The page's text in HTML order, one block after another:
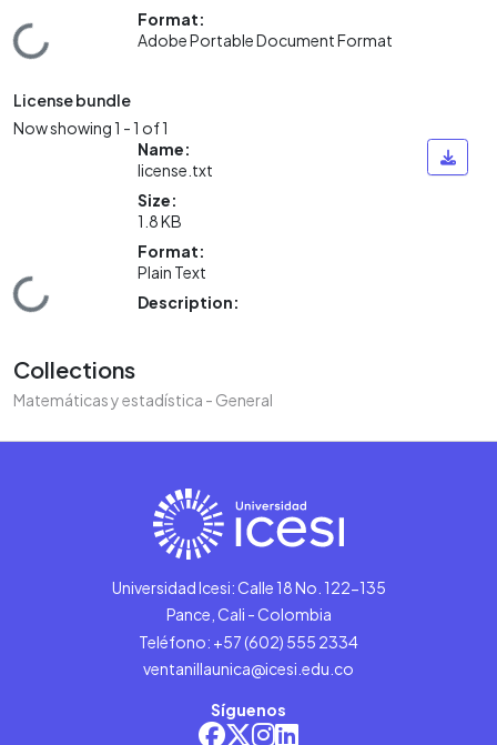
Loading...
Format:
Adobe Portable Document Format
License bundle
Now showing1 - 1 of 1
Loading...
Name:
license.txt
Size:
1.8 KB
Format:
Plain Text
Description:
Collections
Matemáticas y estadística - General
Universidad Icesi: Calle 18 No. 122-135
Pance, Cali - Colombia
Teléfono: +57 (602) 555 2334
ventanillaunica@icesi.edu.co
Síguenos